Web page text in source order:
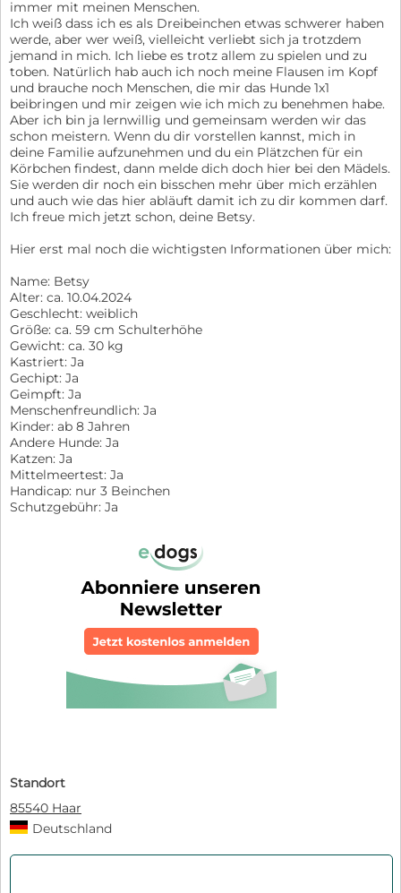
immer mit meinen Menschen.
Ich weiß dass ich es als Dreibeinchen etwas schwerer haben
werde, aber wer weiß, vielleicht verliebt sich ja trotzdem
jemand in mich. Ich liebe es trotz allem zu spielen und zu
toben. Natürlich hab auch ich noch meine Flausen im Kopf
und brauche noch Menschen, die mir das Hunde 1x1
beibringen und mir zeigen wie ich mich zu benehmen habe.
Aber ich bin ja lernwillig und gemeinsam werden wir das
schon meistern. Wenn du dir vorstellen kannst, mich in
deine Familie aufzunehmen und du ein Plätzchen für ein
Körbchen findest, dann melde dich doch hier bei den Mädels.
Sie werden dir noch ein bisschen mehr über mich erzählen
und auch wie das hier abläuft damit ich zu dir kommen darf.
Ich freue mich jetzt schon, deine Betsy.
Hier erst mal noch die wichtigsten Informationen über mich:
Name: Betsy
Alter: ca. 10.04.2024
Geschlecht: weiblich
Größe: ca. 59 cm Schulterhöhe
Gewicht: ca. 30 kg
Kastriert: Ja
Gechipt: Ja
Geimpft: Ja
Menschenfreundlich: Ja
Kinder: ab 8 Jahren
Andere Hunde: Ja
Katzen: Ja
Mittelmeertest: Ja
Handicap: nur 3 Beinchen
Schutzgebühr: Ja
Standort
85540 Haar
Deutschland